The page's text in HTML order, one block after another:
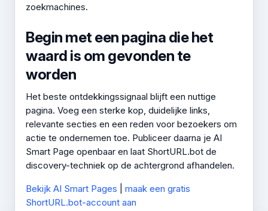
zoekmachines.
Begin met een pagina die het
waard is om gevonden te
worden
Het beste ontdekkingssignaal blijft een nuttige
pagina. Voeg een sterke kop, duidelijke links,
relevante secties en een reden voor bezoekers om
actie te ondernemen toe. Publiceer daarna je AI
Smart Page openbaar en laat ShortURL.bot de
discovery-techniek op de achtergrond afhandelen.
Bekijk AI Smart Pages
maak een gratis
ShortURL.bot-account aan